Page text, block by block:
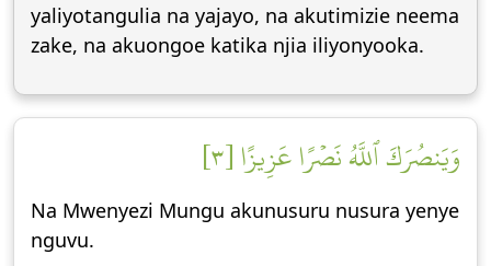
yaliyotangulia na yajayo, na akutimizie neema
zake, na akuongoe katika njia iliyonyooka.
وَيَنصُرَكَ ٱللَّهُ نَصۡرًا عَزِيزًا [٣]
Na Mwenyezi Mungu akunusuru nusura yenye
nguvu.